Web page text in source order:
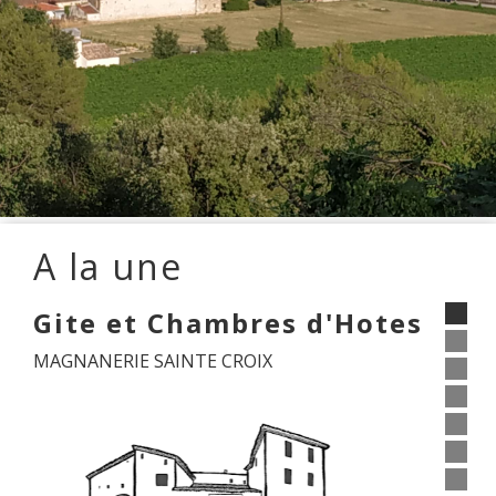
A la une
Gite et Chambres d'Hotes
MAGNANERIE SAINTE CROIX